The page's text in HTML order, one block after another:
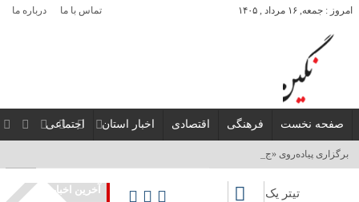
امروز : جمعه, ۱۶ مرداد , ۱۴۰۵ تماس با ما درباره ما
صفحه نخست فرهنگی اقتصادی اخبار استان اجتماعی
برگزاری پیاده‌روی «جامان_
تیتر یک
آخرین اخبار